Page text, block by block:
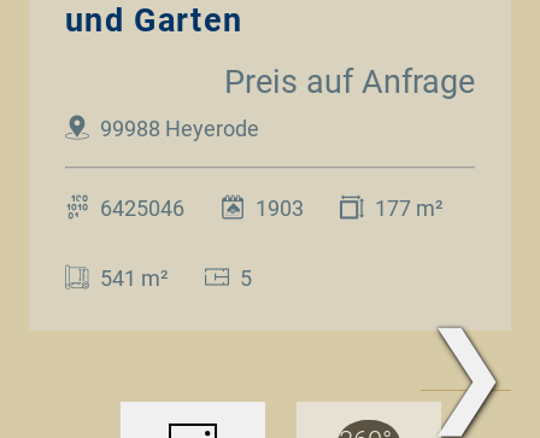
und Garten
99988 Heyerode
Preis auf Anfrage
6425046 1903 177 m²
541 m² 5
❯